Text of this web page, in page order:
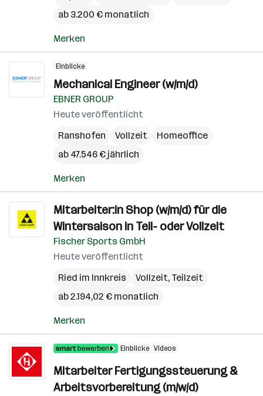
ab 3.200 € monatlich
Merken
Einblicke
Mechanical Engineer (w/m/d)
EBNER GROUP
Heute veröffentlicht
Ranshofen
Vollzeit
Homeoffice
ab 47.546 € jährlich
Merken
Mitarbeiter:in Shop (w/m/d) für die
Wintersaison in Teil- oder Vollzeit
Fischer Sports GmbH
Heute veröffentlicht
Ried im Innkreis
Vollzeit, Teilzeit
ab 2.194,02 € monatlich
Merken
Einblicke Videos
Mitarbeiter Fertigungssteuerung &
Arbeitsvorbereitung (m/w/d)